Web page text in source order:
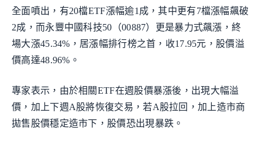
全面噴出，有20檔ETF漲幅逾1成，其中更有7檔漲幅飆破
2成，而永豐中國科技50（00887）更是暴力式飆漲，終
場大漲45.34%，居漲幅排行榜之首，收17.95元，股價溢
價高達48.96%。
專家表示，由於相關ETF在週股價暴漲後，出現大幅溢
價，加上下週A股將恢復交易，若A股拉回，加上造市商
拋售股價穩定造市下，股價恐出現暴跌。